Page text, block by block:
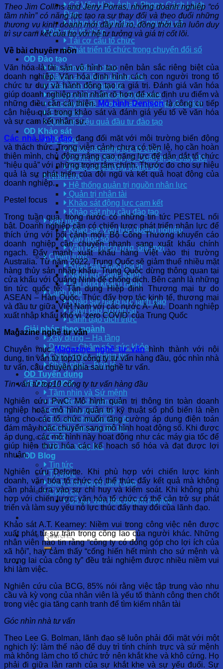
Cố Vấn Hình Ảnh & Phong Cách Lãnh
Đạo
Năng lực lãnh đạo kỷ nguyên số
Đổi mới tổ chức
Tái cơ cấu tổ chức
Phát triển tổ chức trong chuyển đổi số
OD Đào tạo
Chuyển đổi tổ chức
Nâng cao hiệu quả thực thi
Phát triển kỹ năng lõi
Chương trình đào tạo Signature
12 chuyên đề được doanh nghiệp yêu thích
E-training
Quản trị hiệu quả đầu tư đào tạo
OD Khảo sát
Tổ chức
Khảo sát năng lực tổ chức
Đánh giá Năng lực Quản trị sự thay đổi
Khảo sát trưởng thành số
Nhân lực
Hệ thống quản trị nguồn nhân lực
Quản trị nhân tài
Khảo sát động lực cam kết
Khảo sát nhu cầu đào tạo
Văn hóa
Khảo sát Văn hóa doanh nghiệp
Văn hóa số
Văn hóa thích ứng, đổi mới
Chiến lược
Khảo sát chuỗi giá trị
Năng lực cạnh tranh
Hài lòng khách hàng
Lãnh đạo
Khảo sát năng lực lãnh đạo
Lãnh đạo tương lai
Lãnh đạo đích thực
Giải pháp theo ngành
Xây dựng – Hạ tầng
Dược – Chăm sóc sức khỏe
Công nghệ – thông tin
Phân phối – Bán lẻ
OD Tuyển dụng
Về OD CLICK
Tầm nhìn và Sứ mệnh
Hội đồng chuyên gia
Giá trị chuyển giao
Tại sao chọn chúng tôi
Khách hàng và đối tác
CSR
Hồ sơ năng lực
OD Blog
Tin tức
Tri thức
Sách cho người lãnh đạo
Công cụ
Sổ tay văn hóa doanh nghiệp
Theo Jim Collins and Jerry Porras, những doanh nghiệp “có
tầm nhìn” có năng lực tạo ra sự thay đổi và theo đuổi những
thương vụ kinh doanh mới đầy rủi ro, đồng thời vẫn luôn duy
trì sự cam kết của họ với hệ tư tưởng và giá trị cốt lõi.
Về bài chuyên môn
Văn hóa là tài sản vô hình tạo nên bản sắc riêng biệt của
doanh nghiệp. Văn hóa định hình cách con người trong tổ
chức tư duy và hành động tạo ra giá trị. Đánh giá văn hóa
giúp doanh nghiệp nhìn nhận rõ hơn để xác định ưu điểm và
những điều cần cải thiện.Mô hình Denisonlà công cụ tiếp
cận hiệu quả trong khảo sát và đánh giá yếu tố về văn hóa
và sự cam kết nhân sự.
Các nhà lãnh đạođang đối mặt với môi trường biến động
và thách thức. Trong viễn cảnh chưa có tiền lệ, họ cần hoàn
thiện mình, chủ động nâng cao năng lực để dẫn dắt tổ chức
“hiệu quả” với những trọng tâm chính. Thước đo cho sự hiệu
quả là sự phát triển của đội ngũ và kết quả hoạt động của
doanh nghiệp.
Pestel focus
Trong tuần qua, trong nước có những tin tức PESTEL nổi
bật. Doanh nghiệp cần có chiến lược phát triển nhân lực để
thích ứng với bối cảnh mới. Bộ Công Thương khuyến cáo
doanh nghiệp cần chuyển nhanh sang xuất khẩu chính
ngạch. Đẩy mạnh xuất khẩu hàng Việt vào thị trường
Australia. Từ năm 2022, Trung Quốc sẽ giảm thuế nhiều mặt
hàng thủy sản nhập khẩu. Trung Quốc dừng thông quan tại
cửa khẩu với Quảng Ninh để chống dịch. Bên cạnh là những
tin tức quốc tế: Tận dụng Hiệp định Thương mại tự do
ASEAN – Hàn Quốc. Thúc đẩy hợp tác kinh tế, thương mại
và đầu tư giữa Việt Nam với các nước Á- Âu. Doanh nghiệp
xuất nhập khẩu khổ vì ‘zero COVID’ của Trung Quốc
Magazine nghề tư vấn
Chuyên mụcMagazine nghề tư vấnhình thành với nội
dung, tin vắn từ top10 công ty tư vấn hàng đầu, góc nhìn nhà
tư vấn, câu chuyện phía sau nghề tư vấn.
Tin vắn từ top10 công ty tư vấn hàng đầu
Nghiên cứu PwC: Mô hình quản trị thông tin toàn doanh
nghiệp hoặc mô hình quản trị kỹ thuật số phổ biến là nền
tảng cho các tổ chức muốn tăng cường áp dụng điện toán
đám mây hoặc chuyển sang mô hình hoạt động số. Khi được
áp dụng, các mô hình này hoạt động như các máy gia tốc để
giúp hiện thực hóa các kế hoạch số hóa và đạt được lợi
nhuận.
Nghiên cứu Deloitte. Khi phù hợp với chiến lược kinh
doanh, văn hóa tổ chức có thể thúc đẩy kết quả mà không
cần phải dựa vào sự chỉ huy và kiểm soát. Khi không phù
hợp với chiến lược, văn hóa tổ chức có thể cản trở sự phát
triển và làm suy yếu nỗ lực thúc đẩy thay đổi của lãnh đạo.
Khảo sát A.T. Kearney: Niềm vui trong công việc nên được
xuất phát từ sự trân trọng công lao của người khác. Những
nhân viên nào tin rằng “công ty có đóng góp cho lợi ích của
xã hội”, hay cảm thấy “cống hiến hết mình cho sứ mệnh và
tương lai của công ty” đều trải nghiệm được nhiều niềm vui
khi làm việc.
Nghiên cứu của BCG, 85% nói rằng việc tập trung vào nhu
cầu và kỳ vọng của nhân viên là yếu tố thành công then chốt
trong việc gia tăng cạnh tranh để tìm kiếm nhân tài
Góc nhìn nhà tư vấn
Theo Lee G. Bolman, lãnh đạo sẽ luôn phải đối mặt với một
nghịch lý: làm thế nào để duy trì tính chính trực và sứ mệnh
mà không làm cho tổ chức trở nên khắt khe và khô cứng. Họ
phải đi giữa lằn ranh của sự khắt khe và sự yếu đuối. Sự